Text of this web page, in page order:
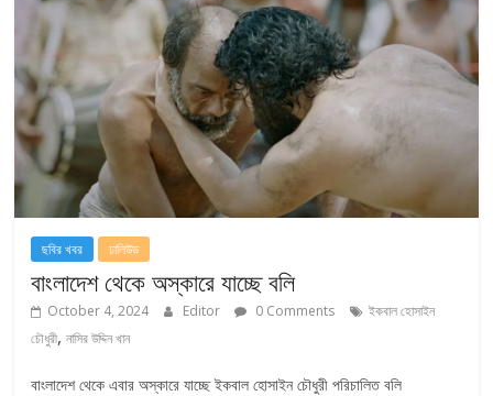
ছবির খবর ঢালিউড
বাংলাদেশ থেকে অস্কারে যাচ্ছে বলি
October 4, 2024 Editor 0 Comments
ইকবাল হোসাইন
চৌধুরী,নাসির উদ্দিন খান
বাংলাদেশ থেকে এবার অস্কারে যাচ্ছে ইকবাল হোসাইন চৌধুরী পরিচালিত বলি